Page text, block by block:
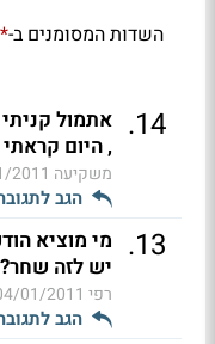
השדות המסומנים ב-*
14
.
, היום קראתי
משקיעה 16:53
הגב
13
. מי מוציא
יש לזה
רפי 01/2011 13:58
הגב